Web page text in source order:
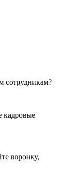
сотрудникам?
кадровые
воронку,